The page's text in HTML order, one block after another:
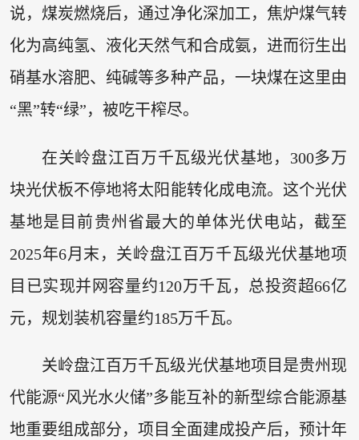
说，煤炭燃烧后，通过净化深加工，焦炉煤气转
化为高纯氢、液化天然气和合成氨，进而衍生出
硝基水溶肥、纯碱等多种产品，一块煤在这里由
“黑”转“绿”，被吃干榨尽。
在关岭盘江百万千瓦级光伏基地，300多万
块光伏板不停地将太阳能转化成电流。这个光伏
基地是目前贵州省最大的单体光伏电站，截至
2025年6月末，关岭盘江百万千瓦级光伏基地项
目已实现并网容量约120万千瓦，总投资超66亿
元，规划装机容量约185万千瓦。
关岭盘江百万千瓦级光伏基地项目是贵州现
代能源“风光水火储”多能互补的新型综合能源基
地重要组成部分，项目全面建成投产后，预计年